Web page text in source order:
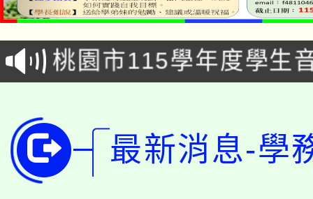
代理(課)教師甄選結果(
「2026金融保險知識
車」活動
桃園市115學年度學生
生本土語及新住民語歌
公告本校115學年度第
代理(課)教師甄選結果(
公告本校115學年度第
代理(課)教師甄選結果(
轉知中國文化大學推廣
最新消息-學